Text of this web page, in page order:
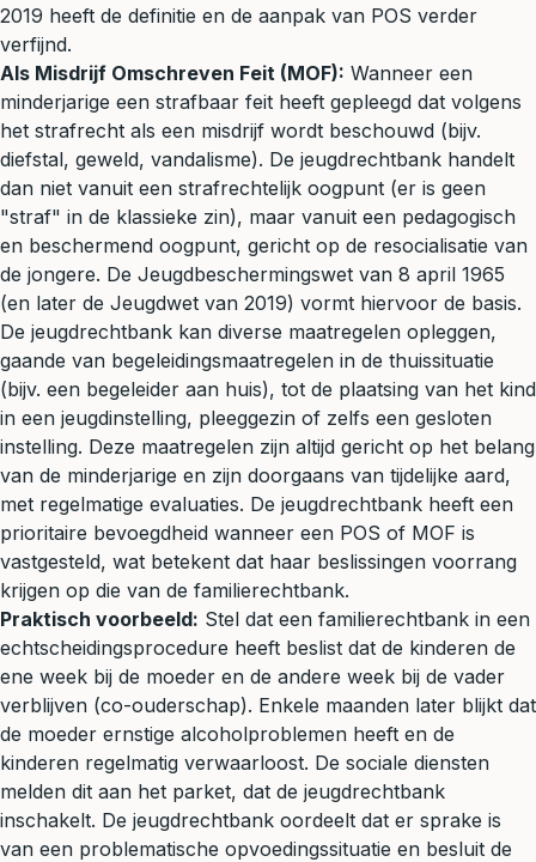
2019 heeft de definitie en de aanpak van POS verder
verfijnd.
Als Misdrijf Omschreven Feit (MOF): Wanneer een
minderjarige een strafbaar feit heeft gepleegd dat volgens
het strafrecht als een misdrijf wordt beschouwd (bijv.
diefstal, geweld, vandalisme). De jeugdrechtbank handelt
dan niet vanuit een strafrechtelijk oogpunt (er is geen
"straf" in de klassieke zin), maar vanuit een pedagogisch
en beschermend oogpunt, gericht op de resocialisatie van
de jongere. De Jeugdbeschermingswet van 8 april 1965
(en later de Jeugdwet van 2019) vormt hiervoor de basis.
De jeugdrechtbank kan diverse maatregelen opleggen,
gaande van begeleidingsmaatregelen in de thuissituatie
(bijv. een begeleider aan huis), tot de plaatsing van het kind
in een jeugdinstelling, pleeggezin of zelfs een gesloten
instelling. Deze maatregelen zijn altijd gericht op het belang
van de minderjarige en zijn doorgaans van tijdelijke aard,
met regelmatige evaluaties. De jeugdrechtbank heeft een
prioritaire bevoegdheid wanneer een POS of MOF is
vastgesteld, wat betekent dat haar beslissingen voorrang
krijgen op die van de familierechtbank.
Praktisch voorbeeld: Stel dat een familierechtbank in een
echtscheidingsprocedure heeft beslist dat de kinderen de
ene week bij de moeder en de andere week bij de vader
verblijven (co-ouderschap). Enkele maanden later blijkt dat
de moeder ernstige alcoholproblemen heeft en de
kinderen regelmatig verwaarloost. De sociale diensten
melden dit aan het parket, dat de jeugdrechtbank
inschakelt. De jeugdrechtbank oordeelt dat er sprake is
van een problematische opvoedingssituatie en besluit de